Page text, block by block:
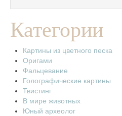
Категории
Картины из цветного песка
Оригами
Фальцевание
Голографические картины
Твистинг
В мире животных
Юный археолог